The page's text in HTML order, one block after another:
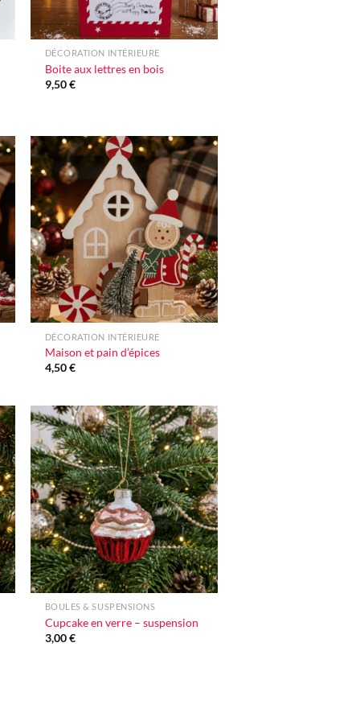
+
DÉCORATION INTÉRIEURE
Boite aux lettres en bois
9,50€
Ajouter
à la liste
d'envie
+
DÉCORATION INTÉRIEURE
Maison et pain d’épices
4,50€
Ajouter
à la liste
d'envie
+
BOULES & SUSPENSIONS
Cupcake en verre – suspension
3,00€